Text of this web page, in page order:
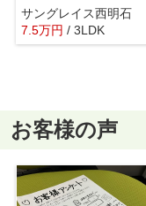
サングレイス西明石
7.5万円 / 3LDK
お客様の声